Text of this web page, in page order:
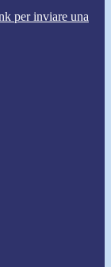
per inviare una